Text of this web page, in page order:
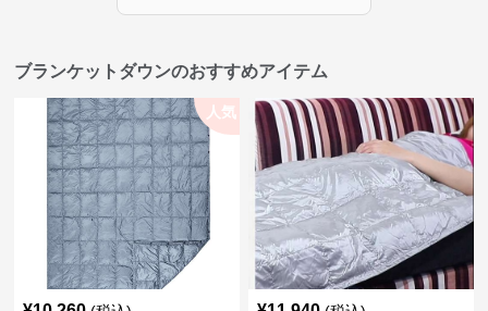
ブランケットダウンのおすすめアイテム
人気